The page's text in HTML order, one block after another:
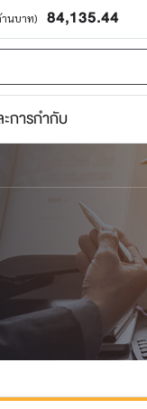
นบาท) 84,135.44
การกำกับ